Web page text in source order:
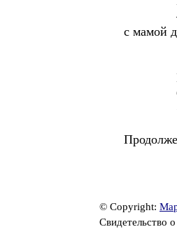
—
с мамой
Галина
Со
© Copyright:
Свидетельство